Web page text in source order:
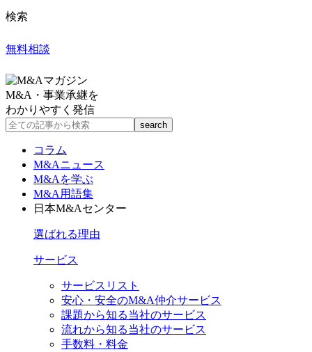
検索
無料相談
M&A・事業承継を
わかりやすく発信
コラム
M&Aニュース
M&Aを学ぶ
M&A用語集
日本M&Aセンター
選ばれる理由
サービス
サービスリスト
安心・安全のM&A仲介サービス
課題から知る当社のサービス
流れから知る当社のサービス
手数料・料金